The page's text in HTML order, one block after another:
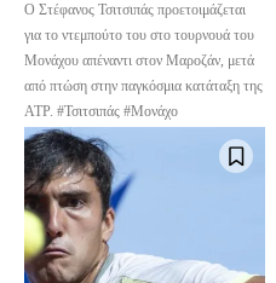
Ο Στέφανος Τσιτσιπάς προετοιμάζεται
για το ντεμπούτο του στο τουρνουά του
Μονάχου απέναντι στον Μαροζάν, μετά
από πτώση στην παγκόσμια κατάταξη της
ATP. #Τσιτσιπάς #Μονάχο